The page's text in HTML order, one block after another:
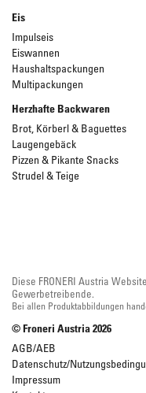
Eis
Impulseis
Eiswannen
Haushaltspackungen
Multipackungen
Herzhafte Backwaren
Brot, Körberl & Baguettes
Laugengebäck
Pizzen & Pikante Snacks
Strudel & Teige
Diese FRONERI Austria
Gewerbetreibende.
Bei allen Produktabbildungen
© Froneri Austria2026
AGB/AEB
Datenschutz/
Impressum